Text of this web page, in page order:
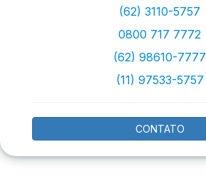
(62) 3110-5757
0800 717 7772
(62) 98610-7777
(11) 97533-5757
CONTATO